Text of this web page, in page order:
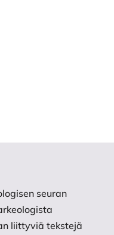
19. a 20. století.
Me 262 crashes
& L, Rytíř (eds.)
Červený
seuran
liittyviä tekstejä